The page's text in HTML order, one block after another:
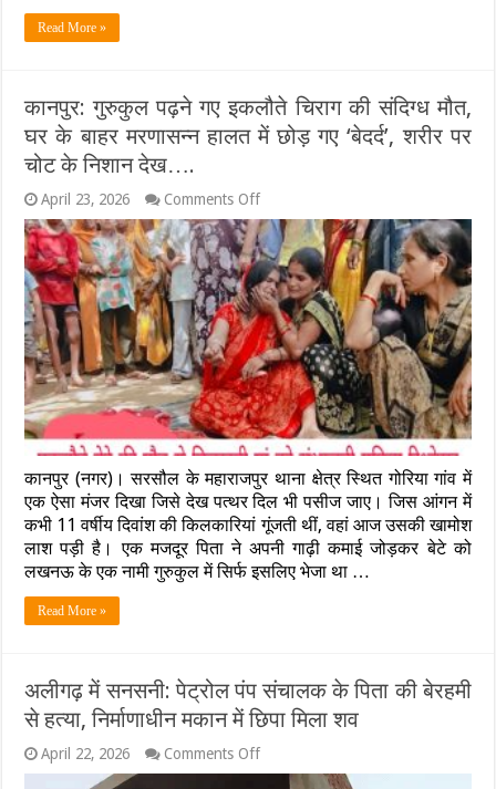
में
मिला
खून
मंजर
Read More »
कानपुर: गुरुकुल पढ़ने गए इकलौते चिराग की संदिग्ध मौत,
घर के बाहर मरणासन्न हालत में छोड़ गए ‘बेदर्द’, शरीर पर
चोट के निशान देख….
April 23, 2026 Comments Offon
कानपुर:
गुरुकुल
पढ़ने
गए
इकलौते
चिराग
की
संदिग्ध
मौत,
घर
के
बाहर
मरणासन्न
हालत
में
छोड़
गए
‘बेदर्द’,
शरीर
पर
कानपुर (नगर)। सरसौल के महाराजपुर थाना क्षेत्र स्थित गोरिया गांव में
एक ऐसा मंजर दिखा जिसे देख पत्थर दिल भी पसीज जाए। जिस आंगन में
कभी 11 वर्षीय दिवांश की किलकारियां गूंजती थीं, वहां आज उसकी खामोश
लाश पड़ी है। एक मजदूर पिता ने अपनी गाढ़ी कमाई जोड़कर बेटे को
लखनऊ के एक नामी गुरुकुल में सिर्फ इसलिए भेजा था …
Read More »
अलीगढ़ में सनसनी: पेट्रोल पंप संचालक के पिता की बेरहमी
से हत्या, निर्माणाधीन मकान में छिपा मिला शव
April 22, 2026 Comments Offon
अलीगढ़